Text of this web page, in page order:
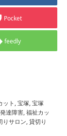
Pocket
feedly
ット ,宝塚,宝塚
発達障害,福祉カッ
りサロン,貸切り